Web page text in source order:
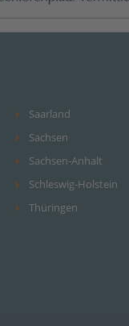
Saarland
Sachsen
Sachsen-Anhalt
Schleswig-Holstein
Thüringen